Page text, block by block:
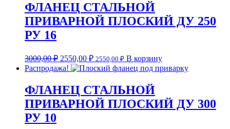
ФЛАНЕЦ СТАЛЬНОЙ
ПРИВАРНОЙ ПЛОСКИЙ ДУ 250
РУ 16
3000,00₽ 2550,00 ₽ 2550,00 ₽ В корзину
Распродажа!
ФЛАНЕЦ СТАЛЬНОЙ
ПРИВАРНОЙ ПЛОСКИЙ ДУ 300
РУ 10